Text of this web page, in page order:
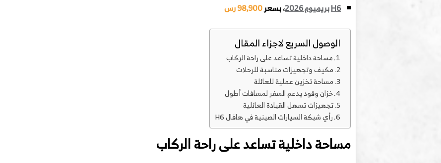
H6بريميوم 2026 ، بسعر98,900 رس
الوصول السريع لاجزاء المقال
مساحة داخلية تساعد على راحة الركاب
مكيف وتجهيزات مناسبة للرحلات
مساحة تخزين عملية للعائلة
خزان وقود يدعم السفر لمسافات أطول
تجهيزات تسهل القيادة العائلية
رأي شبكة السيارات الصينية في هافال H6
مساحة داخلية تساعد على راحة الركاب